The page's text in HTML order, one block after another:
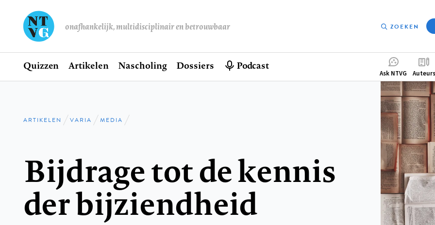
onafhankelijk, multidisciplinair en betrouwbaar ZOEKEN
Hoofdnavigatie
Home
Quizzen Artikelen Nascholing Dossiers Podcast
menu
Ask NTVG Auteurs
Kruimelpad
ARTIKELEN VARIA MEDIA
Bijdrage tot de kennis
der bijziendheid